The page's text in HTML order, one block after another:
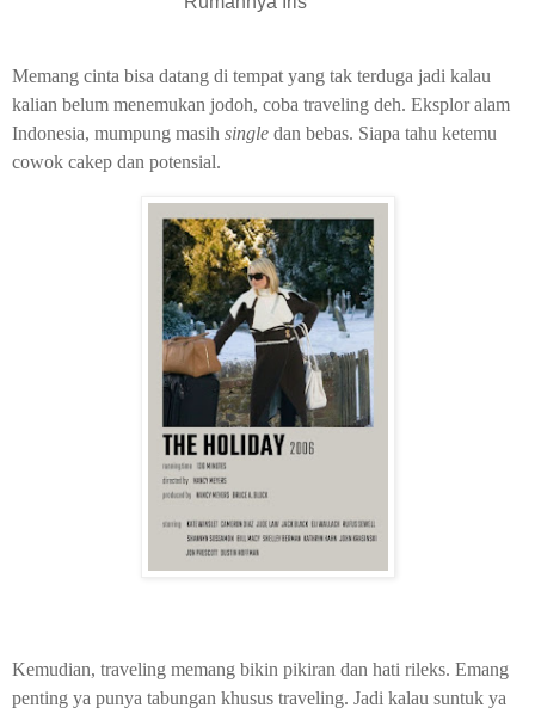
Memang cinta bisa datang di tempat yang tak terduga jadi kalau
kalian belum menemukan jodoh, coba traveling deh. Eksplor alam
Indonesia, mumpung masih single dan bebas. Siapa tahu ketemu
cowok cakep dan potensial.
Kemudian, traveling memang bikin pikiran dan hati rileks. Emang
penting ya punya tabungan khusus traveling. Jadi kalau suntuk ya